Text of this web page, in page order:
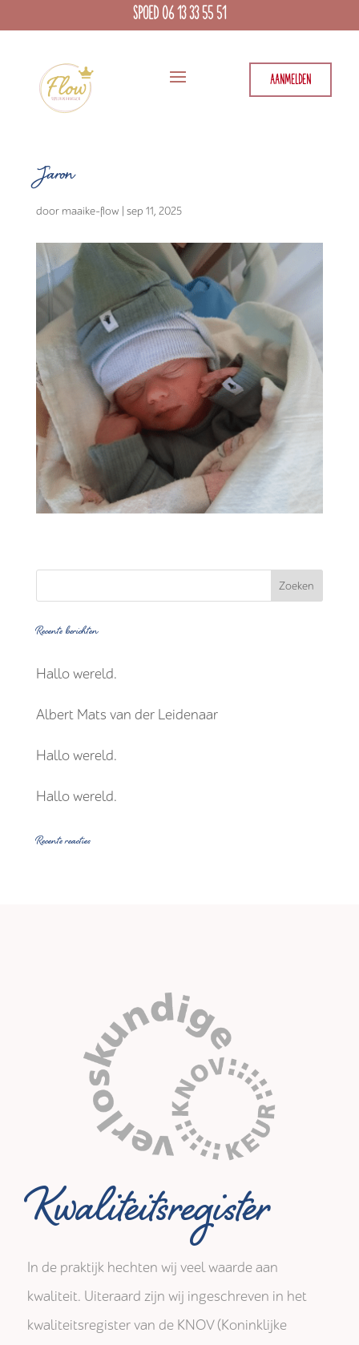
SPOED 06 13 33 55 51
AANMELDEN
Jaron
door maaike-flow | sep 11, 2025
Recente berichten
Hallo wereld.
Albert Mats van der Leidenaar
Hallo wereld.
Hallo wereld.
Recente reacties
Kwaliteitsregister
In de praktijk hechten wij veel waarde aan
kwaliteit. Uiteraard zijn wij ingeschreven in het
kwaliteitsregister van de KNOV (Koninklijke